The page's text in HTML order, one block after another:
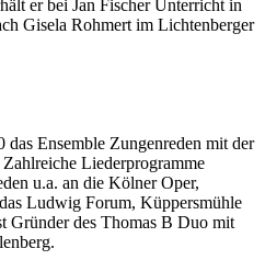
er bei Jan Fischer Unterricht in
Gisela Rohmert im Lichtenberger
das Ensemble Zungenreden mit der
Liederprogramme
u.a. an die Kölner Oper,
Ludwig Forum, Küppersmühle
Gründer des Thomas B Duo mit